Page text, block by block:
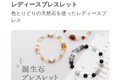
レディースブレスレット
色とりどりの天然石を使ったレディースブ
レス